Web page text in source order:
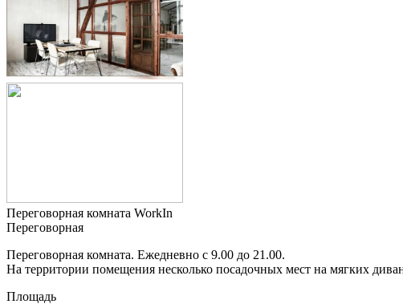
Переговорная комната WorkIn
Переговорная
Переговорная комната. Ежедневно с 9.00 до 21.00.
На территории помещения несколько посадочных мест на мягких
Площадь